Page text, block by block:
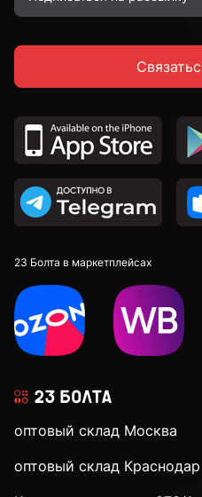
23 Болта в маркетплейсах
оптовый склад Москва
оптовый склад Краснодар